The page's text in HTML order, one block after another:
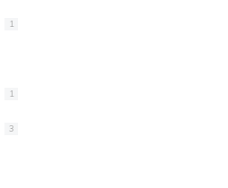
1
1
3